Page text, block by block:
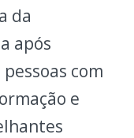
da
após
com
e